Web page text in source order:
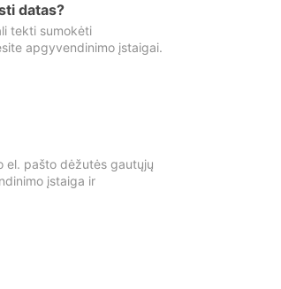
datas?
tekti sumokėti
apgyvendinimo įstaigai.
el. pašto dėžutės gautųjų
įstaiga ir